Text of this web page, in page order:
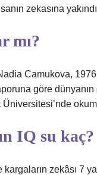
zekasına
mı?
Camukova,
göre
IQ su kaç?
zekâsı 7